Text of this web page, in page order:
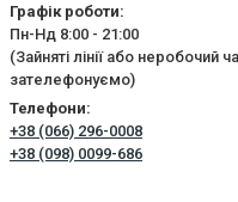
Графік роботи:
Пн-Нд 8:00 - 21:00
(Зайняті лінії або неробочий
зателефонуємо)
Телефони:
+38 (066) 296-0008
+38 (098) 0099-686